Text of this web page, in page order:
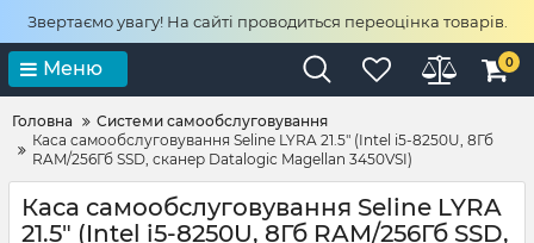
Звертаємо увагу! На сайті проводиться переоцінка товарів.
Меню 0
Головна
Системи самообслуговування
Каса самообслуговування Seline LYRA 21.5" (Intel i5-8250U, 8Гб
RAM/256Гб SSD, сканер Datalogic Magellan 3450VSI)
Каса самообслуговування Seline LYRA
21.5" (Intel i5-8250U, 8Гб RAM/256Гб SSD,